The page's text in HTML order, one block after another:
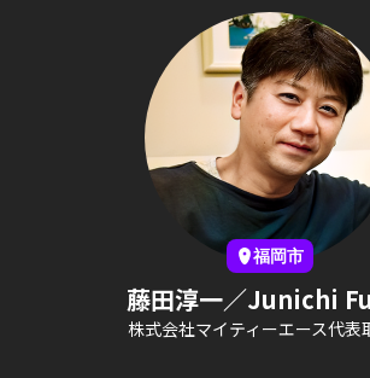
福岡市
藤田淳一／Junichi
株式会社マイティーエース代表